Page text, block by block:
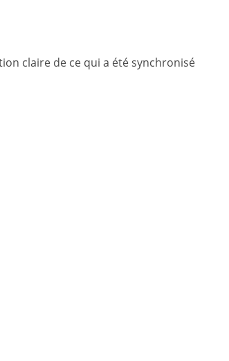
claire de ce qui a été synchronisé